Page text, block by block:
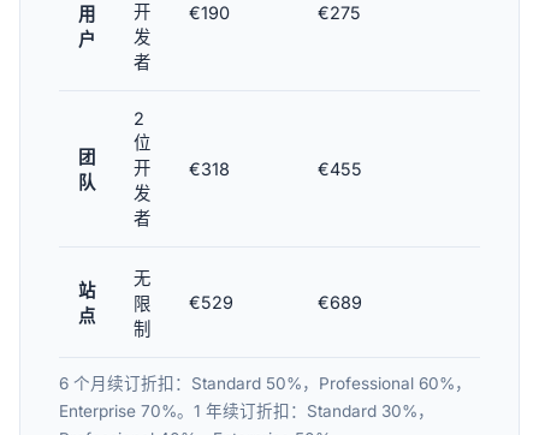
用
户
开
发
者
€190 €275
团
队
2
位
开
发
者
€318 €455
站
点
无
限
制
€529 €689
6 个月续订折扣：Standard 50%，Professional 60%，
Enterprise 70%。1 年续订折扣：Standard 30%，